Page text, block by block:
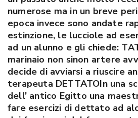
numerose ma in un breve
epoca invece sono andate
estinzione, le lucciole ad
ad un alunno e gli chiede:
marinaio non sinon artere
decide di avviarsi a riuscire
terapeuta DETTATOIn una
dell’ antico Egitto una
fare esercizi di dettato ad